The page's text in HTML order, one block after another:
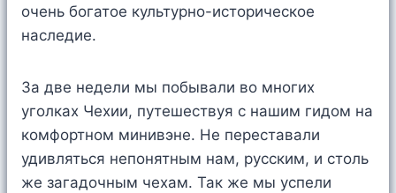
очень богатое культурно-историческое
наследие.
За две недели мы побывали во многих
уголках Чехии, путешествуя с нашим гидом на
комфортном минивэне. Не переставали
удивляться непонятным нам, русским, и столь
же загадочным чехам. Так же мы успели